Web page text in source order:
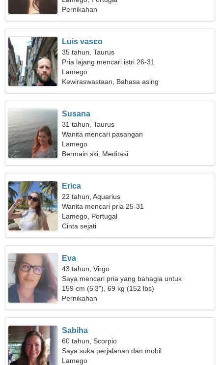
Pernikahan
Luis vasco
35 tahun, Taurus
Pria lajang mencari istri 26-31
Lamego
Kewiraswastaan, Bahasa asing
Susana
31 tahun, Taurus
Wanita mencari pasangan
Lamego
Bermain ski, Meditasi
Erica
22 tahun, Aquarius
Wanita mencari pria 25-31
Lamego, Portugal
Cinta sejati
Eva
43 tahun, Virgo
Saya mencari pria yang bahagia untuk
bepergian
159 cm (5'3"), 69 kg (152 lbs)
Pernikahan
Sabiha
60 tahun, Scorpio
Saya suka perjalanan dan mobil
Lamego